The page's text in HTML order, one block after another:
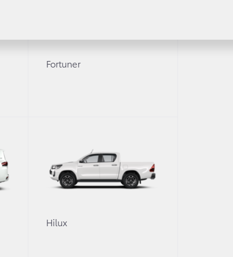
Fortuner
Hilux
Курган
Молодежное
Toyota признано